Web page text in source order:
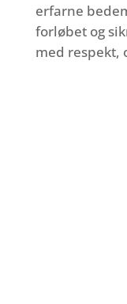
erfarne
forløbet og
med respekt,